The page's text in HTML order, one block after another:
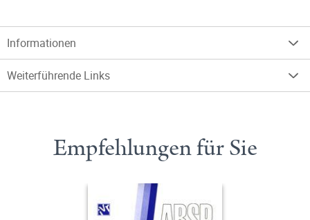
Informationen
Weiterführende Links
Empfehlungen für Sie